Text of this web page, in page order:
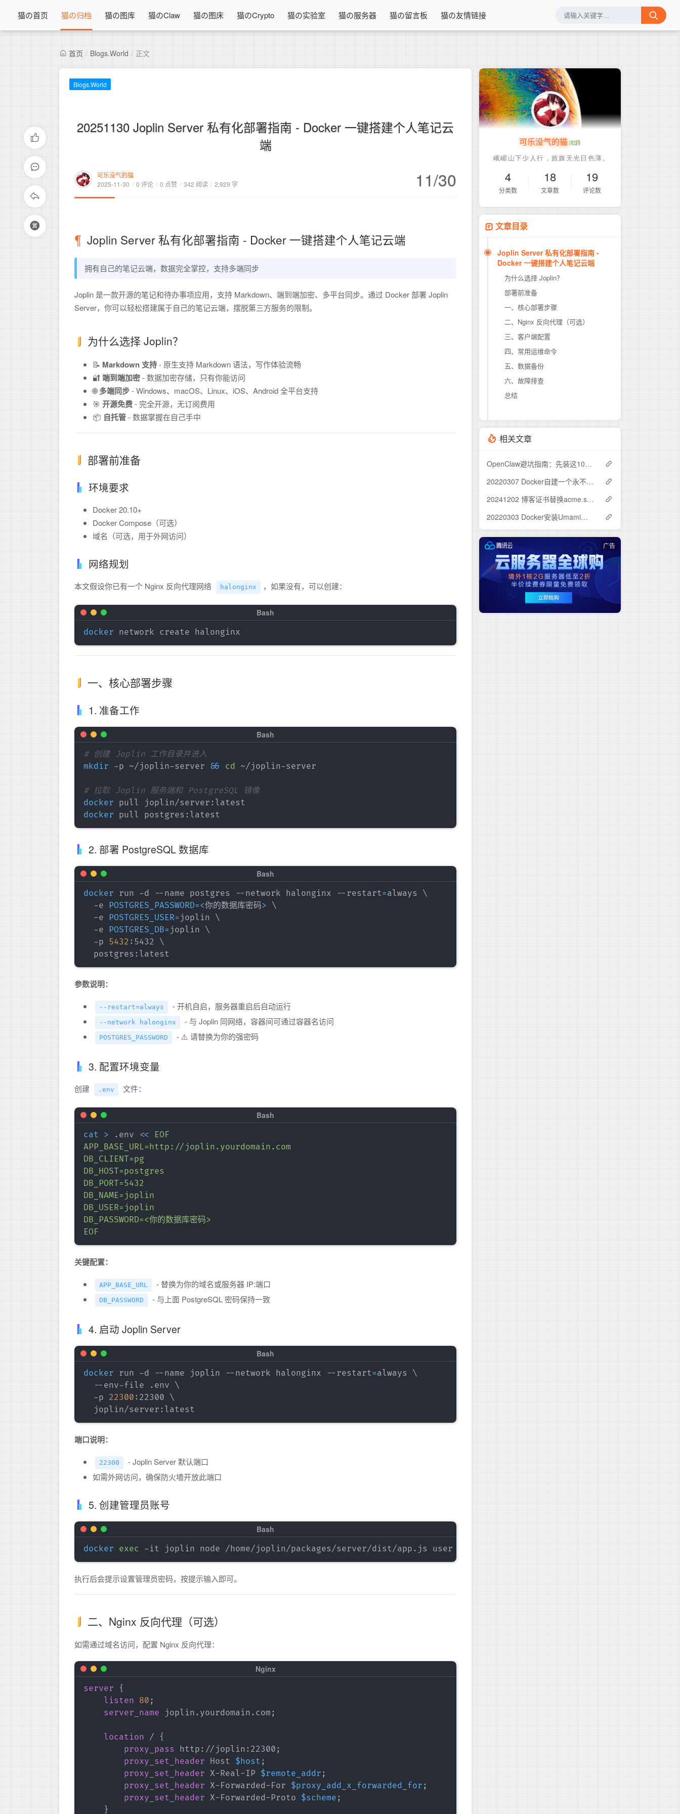
猫の首页 猫の归档 猫の图库 猫のClaw 猫の图床 猫のCrypto 猫の实验室 猫の服务器 猫の留言板 猫の友情链接
首页 / Blogs.World / 正文
Blogs.World
20251130 Joplin Server 私有化部署指南 - Docker 一键搭建个人笔记云
端
可乐没气的猫
2025-11-30 / 0 评论 / 0 点赞 / 342 阅读 / 2,929 字 11/30
Joplin Server 私有化部署指南 - Docker 一键搭建个人笔记云端
拥有自己的笔记云端，数据完全掌控，支持多端同步
Joplin 是一款开源的笔记和待办事项应用，支持 Markdown、端到端加密、多平台同步。通过 Docker 部署 Joplin
Server，你可以轻松搭建属于自己的笔记云端，摆脱第三方服务的限制。
为什么选择 Joplin？
📝 Markdown 支持- 原生支持 Markdown 语法，写作体验流畅
🔐 端到端加密- 数据加密存储，只有你能访问
🌐多端同步- Windows、macOS、Linux、iOS、Android 全平台支持
🎯 开源免费- 完全开源，无订阅费用
📦 自托管- 数据掌握在自己手中
部署前准备
环境要求
Docker 20.10+
Docker Compose（可选）
域名（可选，用于外网访问）
网络规划
本文假设你已有一个 Nginx 反向代理网络 halonginx ，如果没有，可以创建：
docker
一、核心部署步骤
1. 准备工作
# 创建 Joplin 工作目录并进入
mkdir -p ~/joplin-server && cd ~/joplin-server
# 拉取 Joplin 服务端和 PostgreSQL 镜像
docker
docker
2. 部署 PostgreSQL 数据库
docker run -d --name postgres --network halonginx --restart=always \
  -e
POSTGRES_PASSWORD=<你的数据库密码> \
  -e
POSTGRES_USER= joplin \
  -e
POSTGRES_DB= joplin \
  -p
5432 :5432 \
参数说明：
--restart=always - 开机自启，服务器重启后自动运行
--network halonginx - 与 Joplin 同网络，容器间可通过容器名访问
POSTGRES_PASSWORD - ⚠️ 请替换为你的强密码
3. 配置环境变量
创建 .env 文件：
cat > .env <<
EOF
APP_BASE_URL=http://joplin.yourdomain.com
DB_CLIENT=pg
DB_HOST=postgres
DB_PORT=5432
DB_NAME=joplin
DB_USER=joplin
DB_PASSWORD=<你的数据库密码>
EOF
关键配置：
APP_BASE_URL - 替换为你的域名或服务器 IP:端口
DB_PASSWORD - 与上面 PostgreSQL 密码保持一致
4. 启动 Joplin Server
docker run -d --name joplin --network halonginx --restart=always \
  --env-file .env
\
  -p
22300 :22300 \
端口说明：
22300
- Joplin Server 默认端口
如需外网访问，确保防火墙开放此端口
5. 创建管理员账号
docker exec -it joplin node /home/joplin/packages/server/dist/app.js user set-admin --email
执行后会提示设置管理员密码，按提示输入即可。
二、Nginx 反向代理（可选）
如需通过域名访问，配置 Nginx 反向代理：
server
{
listen 80 ;
server_name joplin.yourdomain.com ;
location /
{
proxy_pass http://joplin:22300 ;
proxy_set_header Host $host ;
proxy_set_header X-Real-IP $remote_addr ;
proxy_set_header X-Forwarded-For $proxy_add_x_forwarded_for ;
proxy_set_header X-Forwarded-Proto $scheme ;
}
可乐没气的猫
4
分类数
18
文章数
19
评论数
文章目录
Joplin Server 私有化部署指南 -
Docker 一键搭建个人笔记云端
为什么选择 Joplin？
部署前准备
环境要求
网络规划
一、核心部署步骤
1. 准备工作
2. 部署 PostgreSQL 数据库
3. 配置环境变量
4. 启动 Joplin Server
5. 创建管理员账号
二、Nginx 反向代理（可选）
三、客户端配置
macOS / Windows / Linux
iOS / Android
四、常用运维命令
五、数据备份
备份 PostgreSQL 数据
备份配置文件
六、故障排查
容器无法启动
总结
相关文章
OpenClaw避坑指南：先装这10个Skills，再谈生产力
20220307 Docker自建一个永不限速的云盘
20241202 博客证书替换acme.sh自动托管
20220303 Docker安装Umami、Uptime、Ward
广告